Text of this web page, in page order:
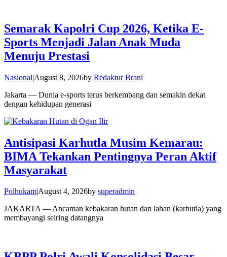
Semarak Kapolri Cup 2026, Ketika E-
Sports Menjadi Jalan Anak Muda
Menuju Prestasi
Nasional|August 8, 2026by Redaktur Brani
Jakarta — Dunia e-sports terus berkembang dan semakin dekat
dengan kehidupan generasi
Antisipasi Karhutla Musim Kemarau:
BIMA Tekankan Pentingnya Peran Aktif
Masyarakat
PolhukamAugust 4, 2026by superadmin
JAKARTA — Ancaman kebakaran hutan dan lahan (karhutla) yang
membayangi seiring datangnya